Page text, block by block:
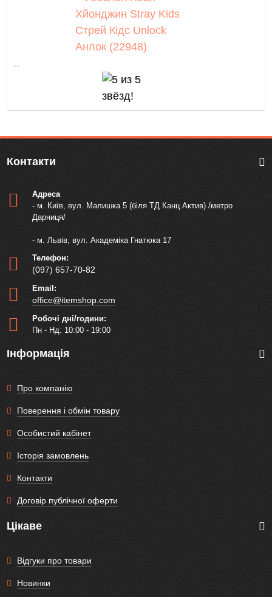
..
Контакти
Адреса
- м. Київ, вул. Малишка 5 (біля ТД Канц Актив) /метро
Дарниця/
- м. Львів, вул. Академіка Гнатюка 17
Телефон:
(097) 657-70-82
Email:
office@itemshop.com
Робочі дні/години:
Пн - Нд: 10:00 - 19:00
Інформація
Про компанію
Поверення і обмін товару
Особистий кабінет
Історія замовлень
Контакти
Договір публічної оферти
Цікаве
Відгуки про товари
Новинки